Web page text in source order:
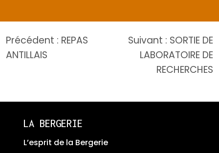
Navigation
de
Précédent : REPAS
ANTILLAIS
Suivant : SORTIE DE
LABORATOIRE DE
RECHERCHES
LA BERGERIE
L’esprit de la Bergerie